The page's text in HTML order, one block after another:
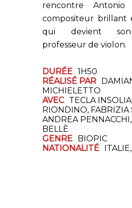
rencontre
compositeur brillant
qui devient son
professeur de violon.
DURÉE 1H50
RÉALISÉ PAR
MICHIELETTO
AVEC TECLA
RIONDINO, FABRIZIA
ANDREA
BELLÈ
GENRE BIOPIC
NATIONALITÉ